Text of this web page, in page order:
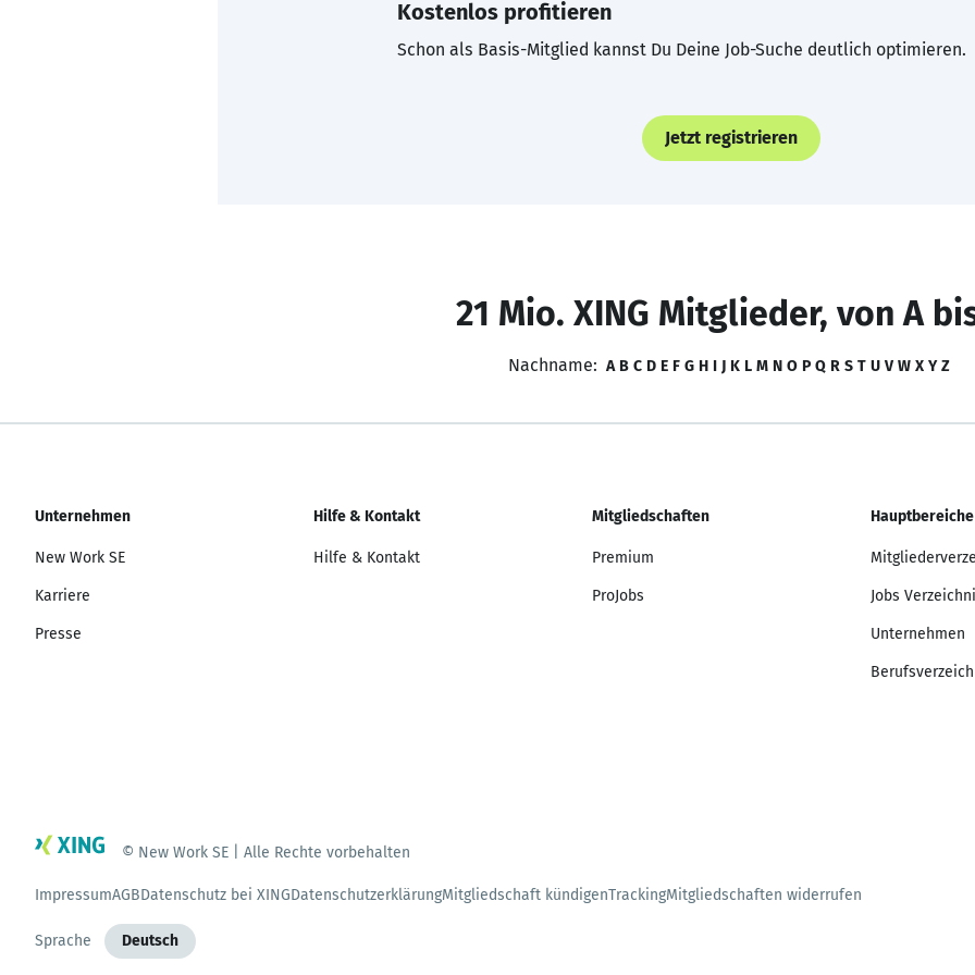
Kostenlos profitieren
Schon als Basis-Mitglied kannst Du Deine Job-Suche deutlich optimieren.
Jetzt registrieren
21 Mio. XING Mitglieder, von A
Nachname: A B C D E F G H I J K L M N O P Q R S T U V W X Y Z
Unternehmen
New Work SE
Karriere
Presse
Hilfe & Kontakt
Hilfe & Kontakt
Mitgliedschaften
Premium
ProJobs
Hauptbereiche
Jobs
Unternehmen
© New Work SE | Alle Rechte vorbehalten
ImpressumAGBDatenschutz bei XINGDatenschutzerklärungMitgliedschaft kündigenTrackingMitgliedschaften widerrufen
Sprache Deutsch